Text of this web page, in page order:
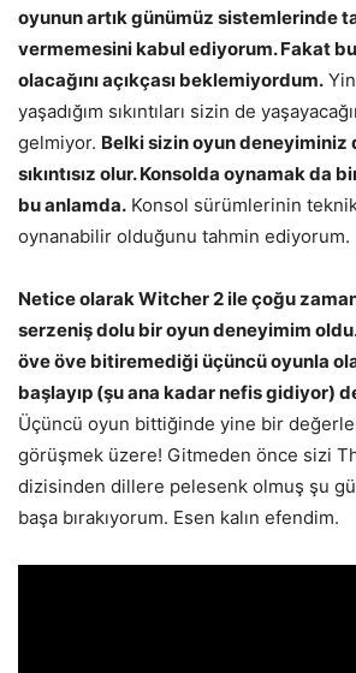
oyunun artık günümüz sistemlerinde
vermemesini kabul ediyorum. Fakat
olacağını açıkçası beklemiyordum.
yaşadığım sıkıntıları sizin de
gelmiyor. Belki sizin oyun deneyiminiz
sıkıntısız olur. Konsolda oynamak da
bu anlamda. Konsol sürümlerinin
oynanabilir olduğunu tahmin ediyorum.
Netice olarak Witcher 2 ile çoğu
serzeniş dolu bir oyun deneyimim
öve öve bitiremediği üçüncü oyunla
başlayıp (şu ana kadar nefis gidiyor)
Üçüncü oyun bittiğinde yine bir
görüşmek üzere! Gitmeden önce sizi
dizisinden dillere pelesenk olmuş şu
başa bırakıyorum. Esen kalın efendim.